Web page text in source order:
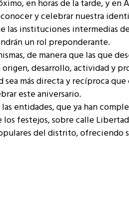
en horas de la tarde, y en
y celebrar nuestra
las instituciones intermedias
un rol preponderante.
de manera que las que
desarrollo, actividad y
más directa y recíproca
este aniversario.
entidades, que ya han
festejos, sobre calle
del distrito, ofreciendo